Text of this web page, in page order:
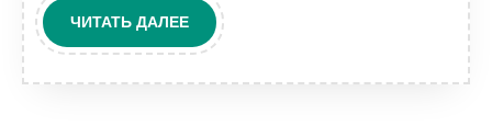
ЧИТАТЬ ДАЛЕЕЧИТАТЬ
ДАЛЕЕ